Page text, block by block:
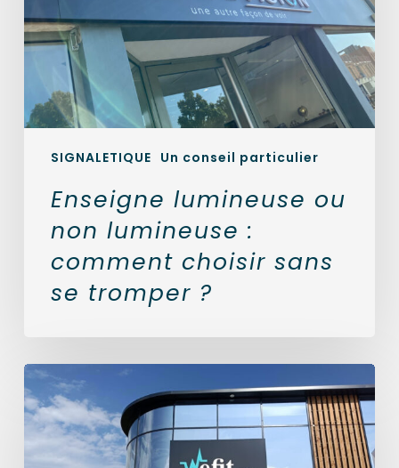
SIGNALETIQUE Un conseil particulier
comment
choisir
tromper
Enseigne lumineuse ou
non lumineuse :
comment choisir sans
se tromper ?
Signalétique
intérieure
vs
extérieure